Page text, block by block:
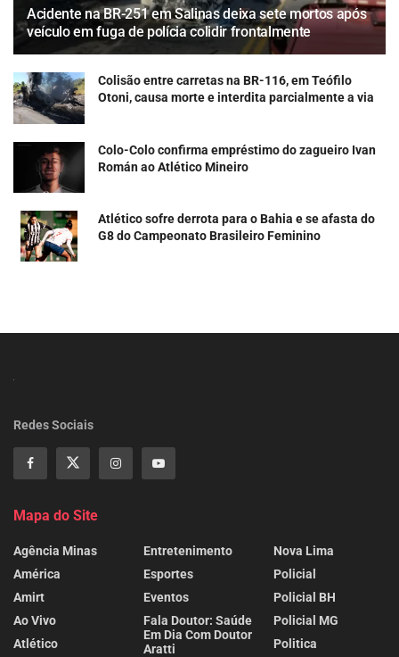
Acidente na BR-251 em Salinas deixa sete mortos após
veículo em fuga de polícia colidir frontalmente
Colisão entre carretas na BR-116, em Teófilo
Otoni, causa morte e interdita parcialmente a via
Colo-Colo confirma empréstimo do zagueiro Ivan
Román ao Atlético Mineiro
Atlético sofre derrota para o Bahia e se afasta do
G8 do Campeonato Brasileiro Feminino
Redes Sociais
Mapa do Site
Agência Minas
América
Amirt
Ao Vivo
Atlético
Entretenimento
Esportes
Eventos
Fala Doutor: Saúde
Em Dia Com Doutor
Aratti
Nova Lima
Policial
Policial BH
Policial MG
Politica